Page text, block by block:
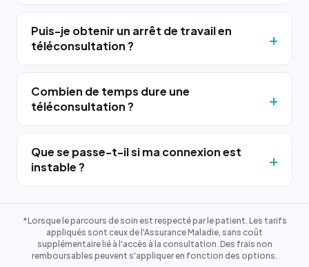
Puis-je obtenir un arrêt de travail en
téléconsultation ?
Combien de temps dure une
téléconsultation ?
Que se passe-t-il si ma connexion est
instable ?
*Lorsque le parcours de soin est respecté par le patient. Les tarifs
appliqués sont ceux de l'Assurance Maladie, sans coût
supplémentaire lié à l'accès à la consultation. Des frais non
remboursables peuvent s'appliquer en fonction des options.